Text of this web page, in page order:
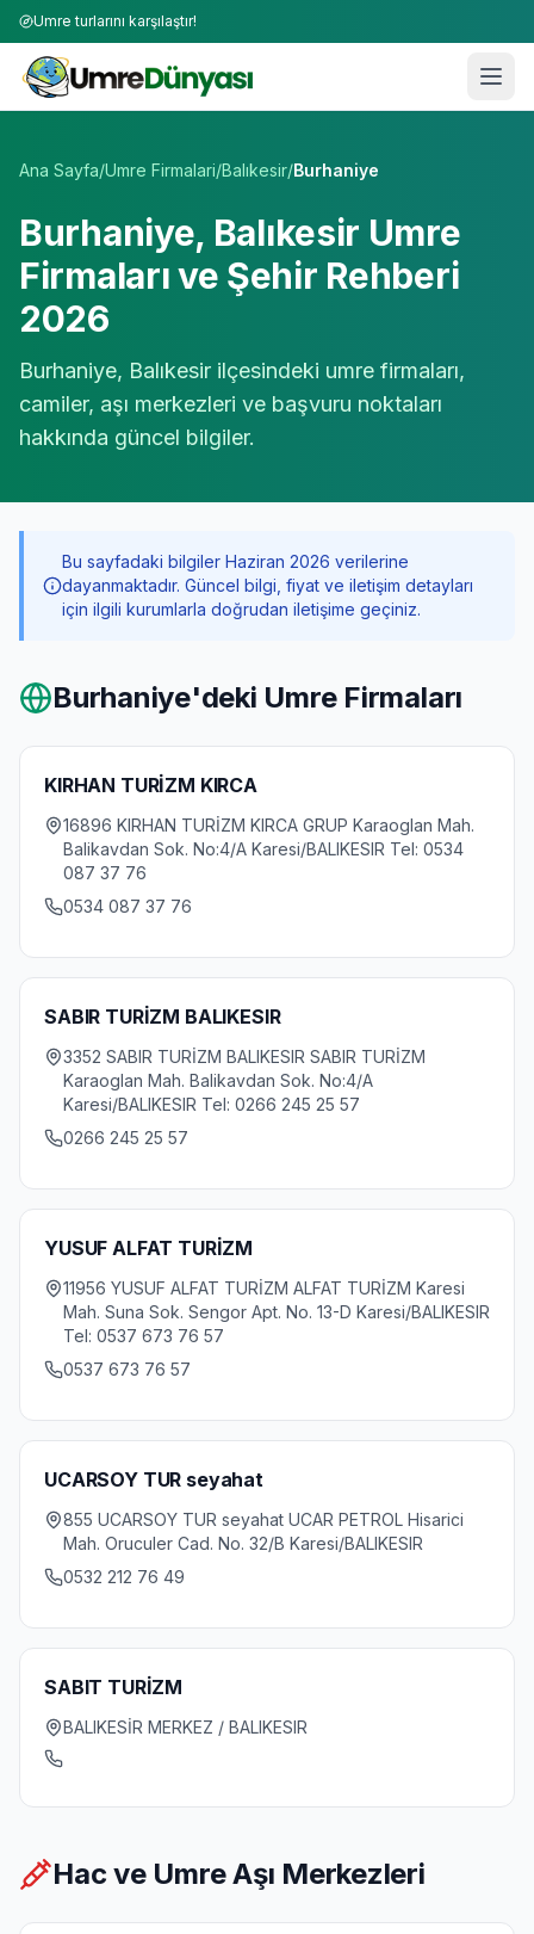
Umre turlarını karşılaştır!
Ana Sayfa/Umre Firmalari/Balıkesir/Burhaniye
Burhaniye, Balıkesir Umre
Firmaları ve Şehir Rehberi
2026
Burhaniye, Balıkesir ilçesindeki umre firmaları,
camiler, aşı merkezleri ve başvuru noktaları
hakkında güncel bilgiler.
Bu sayfadaki bilgiler Haziran 2026 verilerine
dayanmaktadır. Güncel bilgi, fiyat ve iletişim detayları
için ilgili kurumlarla doğrudan iletişime geçiniz.
Burhaniye'deki Umre Firmaları
KIRHAN TURİZM KIRCA
16896 KIRHAN TURİZM KIRCA GRUP Karaoglan Mah.
Balikavdan Sok. No:4/A Karesi/BALIKESIR Tel: 0534
087 37 76
0534 087 37 76
SABIR TURİZM BALIKESIR
3352 SABIR TURİZM BALIKESIR SABIR TURİZM
Karaoglan Mah. Balikavdan Sok. No:4/A
Karesi/BALIKESIR Tel: 0266 245 25 57
0266 245 25 57
YUSUF ALFAT TURİZM
11956 YUSUF ALFAT TURİZM ALFAT TURİZM Karesi
Mah. Suna Sok. Sengor Apt. No. 13-D Karesi/BALIKESIR
Tel: 0537 673 76 57
0537 673 76 57
UCARSOY TUR seyahat
855 UCARSOY TUR seyahat UCAR PETROL Hisarici
Mah. Oruculer Cad. No. 32/B Karesi/BALIKESIR
0532 212 76 49
SABIT TURİZM
BALIKESİR MERKEZ / BALIKESIR
Hac ve Umre Aşı Merkezleri